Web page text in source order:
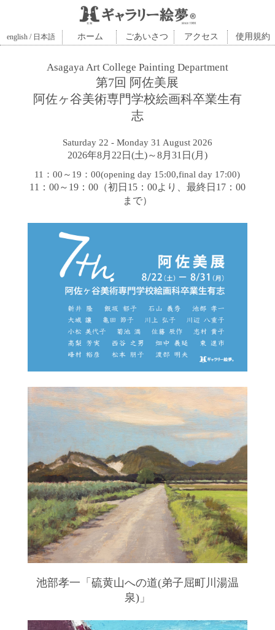
english / 日本語 ホーム ごあいさつ アクセス 使用規約
Asagaya Art College Painting Department
第7回 阿佐美展
阿佐ヶ谷美術専門学校絵画科卒業生有
志
Saturday 22 - Monday 31 August 2026
2026年8月22日(土)～8月31日(月)
11：00～19：00(opening day 15:00,final day 17:00)
11：00～19：00（初日15：00より、最終日17：00
まで）
池部孝一「硫黄山への道(弟子屈町川湯温
泉)」